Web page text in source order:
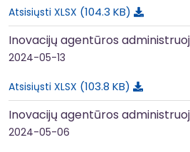
Atsisiųsti XLSX 104.3 KB
Inovacijų agentūros
2024-05-13
Atsisiųsti XLSX 103.8 KB
Inovacijų agentūros
2024-05-06